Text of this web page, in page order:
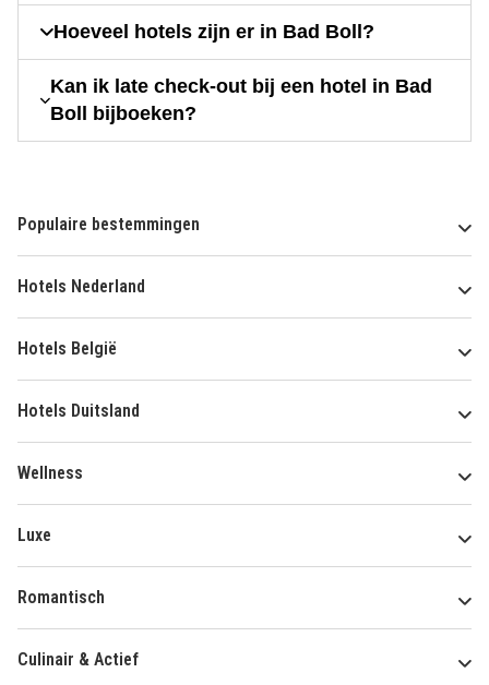
Hoeveel hotels zijn er in Bad Boll?
Kan ik late check-out bij een hotel in Bad
Boll bijboeken?
Populaire bestemmingen
Hotels Nederland
Hotels België
Hotels Duitsland
Wellness
Luxe
Romantisch
Culinair & Actief